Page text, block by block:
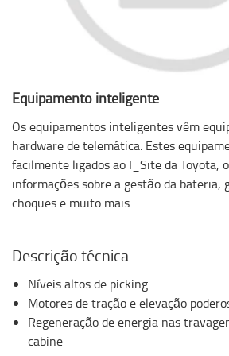
Equipamento inteligente
Os equipamentos inteligentes vêm
hardware de telemática. Estes
facilmente ligados ao I_Site da Toyota,
informações sobre a gestão da bateria,
choques e muito mais.
Descrição técnica
Níveis altos de picking
Motores de tração e elevação
Regeneração de energia nas
cabine